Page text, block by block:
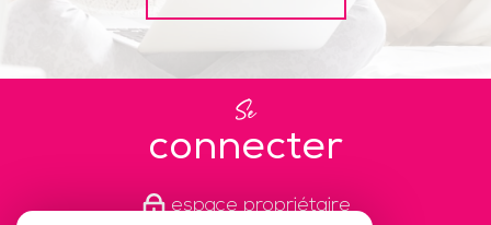
Se
connecter
espace propriétaire